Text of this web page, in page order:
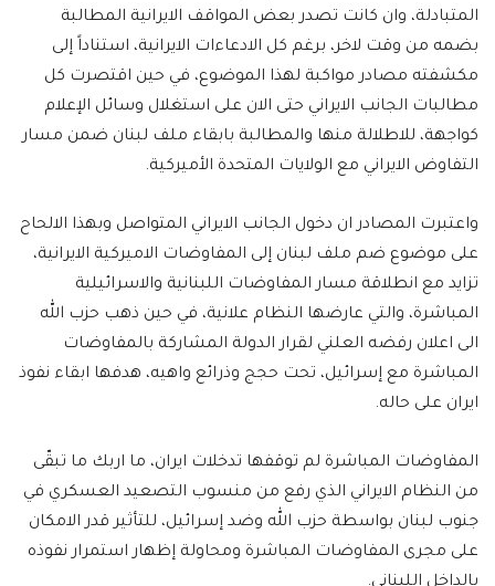
المتبادلة، وان كانت تصدر بعض المواقف الايرانية المطالبة
بضمه من وقت لاخر، برغم كل الادعاءات الايرانية، استناداً إلى
مكشفته مصادر مواكبة لهذا الموضوع، في حين اقتصرت كل
مطالبات الجانب الايراني حتى الان على استغلال وسائل الإعلام
كواجهة، للاطلالة منها والمطالبة بابقاء ملف لبنان ضمن مسار
التفاوض الايراني مع الولايات المتحدة الأميركية.
واعتبرت المصادر ان دخول الجانب الايراني المتواصل وبهذا الالحاح
على موضوع ضم ملف لبنان إلى المفاوضات الاميركية الايرانية،
تزايد مع انطلاقة مسار المفاوضات اللبنانية والاسرائيلية
المباشرة، والتي عارضها النظام علانية، في حين ذهب حزب الله
الى اعلان رفضه العلني لقرار الدولة المشاركة بالمفاوضات
المباشرة مع إسرائيل، تحت حجج وذرائع واهيه، هدفها ابقاء نفوذ
ايران على حاله.
المفاوضات المباشرة لم توقفها تدخلات ايران، ما اربك ما تبقّى
من النظام الايراني الذي رفع من منسوب التصعيد العسكري في
جنوب لبنان بواسطة حزب الله وضد إسرائيل، للتأثير قدر الامكان
على مجرى المفاوضات المباشرة ومحاولة إظهار استمرار نفوذه